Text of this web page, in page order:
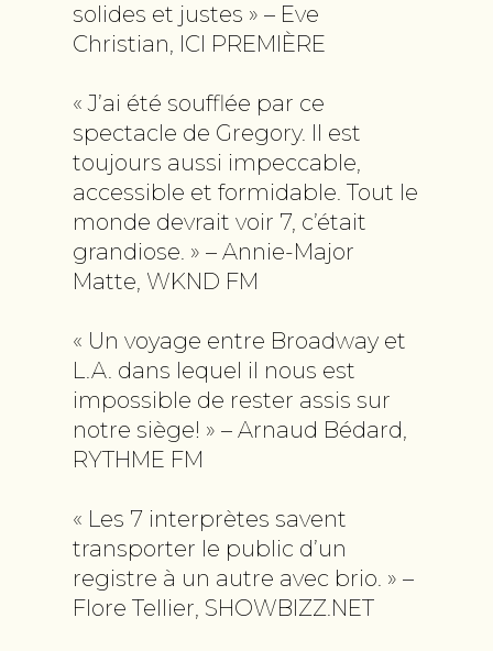
solides et justes » – Eve
Christian, ICI PREMIÈRE
« J’ai été soufflée par ce
spectacle de Gregory. Il est
toujours aussi impeccable,
accessible et formidable. Tout le
monde devrait voir 7, c’était
grandiose. » – Annie-Major
Matte, WKND FM
« Un voyage entre Broadway et
L.A. dans lequel il nous est
impossible de rester assis sur
notre siège! » – Arnaud Bédard,
RYTHME FM
« Les 7 interprètes savent
transporter le public d’un
registre à un autre avec brio. » –
Flore Tellier, SHOWBIZZ.NET